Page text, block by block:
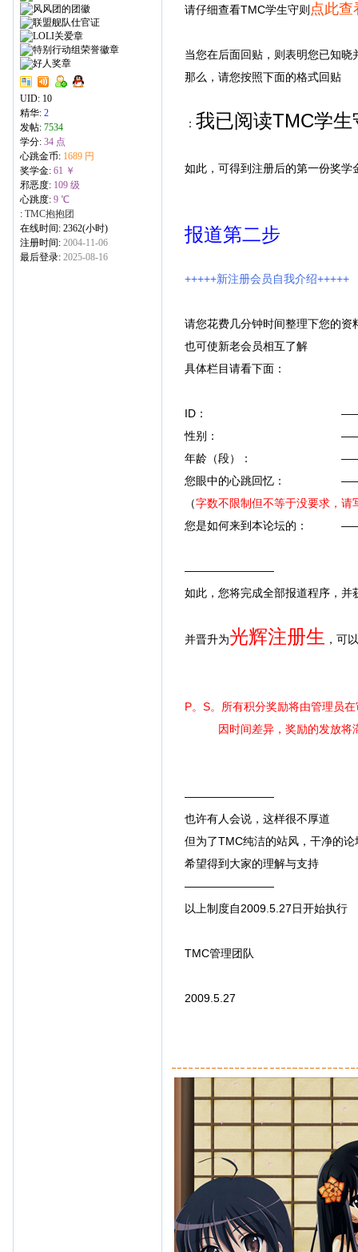
UID: 10
精华: 2
发帖: 7534
学分: 34 点
心跳金币: 1689 円
奖学金: 61 ￥
邪恶度: 109 级
心跳度: 9 ℃
: TMC抱抱团
在线时间: 2362(小时)
注册时间: 2004-11-06
最后登录: 2025-08-16
请仔细查看TMC学生守则 点此查
当您在后面回贴，则表明您已知
那么，请您按照下面的格式回贴
： 我已阅读TMC学
如此，可得到注册后的第一份奖学
报道第二步
+++++新注册会员自我介绍+++++
请您花费几分钟时间整理下您的资
也可使新老会员相互了解
具体栏目请看下面：
ID： ——论坛
性别： ——请填
年龄（段）： ——可以填
您眼中的心跳回忆： ——以
（字数不限制但不等于没要求，请
您是如何来到本论坛的： ——
————————
如此，您将完成全部报道程序，并
并晋升为光辉注册生 ，可
P。S。所有积分奖励将由管理员
因时间差异，奖励的发放将
————————
也许有人会说，这样很不厚道
但为了TMC纯洁的站风，干净的论
希望得到大家的理解与支持
————————
以上制度自2009.5.27日开始执行
TMC管理团队
2009.5.27